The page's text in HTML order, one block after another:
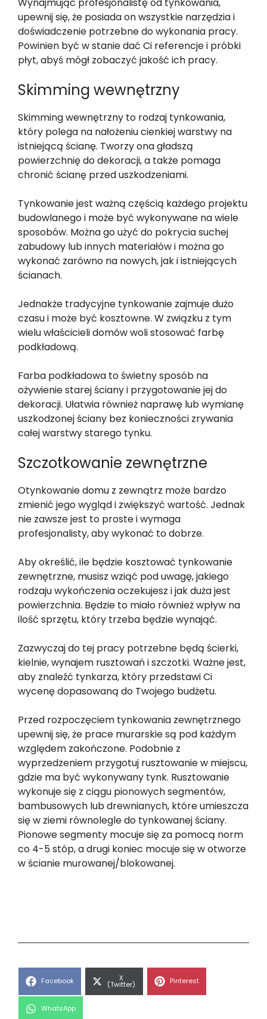
upewnij się, że posiada on wszystkie narzędzia i
doświadczenie potrzebne do wykonania pracy.
Powinien być w stanie dać Ci referencje i próbki
płyt, abyś mógł zobaczyć jakość ich pracy.
Skimming wewnętrzny
Skimming wewnętrzny to rodzaj tynkowania,
który polega na nałożeniu cienkiej warstwy na
istniejącą ścianę. Tworzy ona gładszą
powierzchnię do dekoracji, a także pomaga
chronić ścianę przed uszkodzeniami.
Tynkowanie jest ważną częścią każdego projektu
budowlanego i może być wykonywane na wiele
sposobów. Można go użyć do pokrycia suchej
zabudowy lub innych materiałów i można go
wykonać zarówno na nowych, jak i istniejących
ścianach.
Jednakże tradycyjne tynkowanie zajmuje dużo
czasu i może być kosztowne. W związku z tym
wielu właścicieli domów woli stosować farbę
podkładową.
Farba podkładowa to świetny sposób na
ożywienie starej ściany i przygotowanie jej do
dekoracji. Ułatwia również naprawę lub wymianę
uszkodzonej ściany bez konieczności zrywania
całej warstwy starego tynku.
Szczotkowanie zewnętrzne
Otynkowanie domu z zewnątrz może bardzo
zmienić jego wygląd i zwiększyć wartość. Jednak
nie zawsze jest to proste i wymaga
profesjonalisty, aby wykonać to dobrze.
Aby określić, ile będzie kosztować tynkowanie
zewnętrzne, musisz wziąć pod uwagę, jakiego
rodzaju wykończenia oczekujesz i jak duża jest
powierzchnia. Będzie to miało również wpływ na
ilość sprzętu, który trzeba będzie wynająć.
Zazwyczaj do tej pracy potrzebne będą ścierki,
kielnie, wynajem rusztowań i szczotki. Ważne jest,
aby znaleźć tynkarza, który przedstawi Ci
wycenę dopasowaną do Twojego budżetu.
Przed rozpoczęciem tynkowania zewnętrznego
upewnij się, że prace murarskie są pod każdym
względem zakończone. Podobnie z
wyprzedzeniem przygotuj rusztowanie w miejscu,
gdzie ma być wykonywany tynk. Rusztowanie
wykonuje się z ciągu pionowych segmentów,
bambusowych lub drewnianych, które umieszcza
się w ziemi równolegle do tynkowanej ściany.
Pionowe segmenty mocuje się za pomocą norm
co 4-5 stóp, a drugi koniec mocuje się w otworze
w ścianie murowanej/blokowanej.
Share
Facebook Share
on
X
(Twitter) Share
Pinterest
Share
WhatsApp